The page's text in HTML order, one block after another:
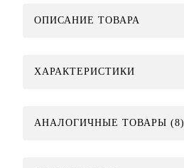
ОПИСАНИЕ ТОВАРА
ХАРАКТЕРИСТИКИ
АНАЛОГИЧНЫЕ ТОВАРЫ (8)